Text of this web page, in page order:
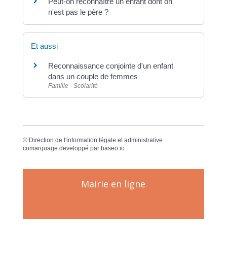
n'est pas le père ?
Et aussi
Reconnaissance conjointe d'un enfant
dans un couple de femmes
Famille - Scolarité
© Direction de l'information légale et administrative
comarquage developpé par baseo.io
Mairie en ligne